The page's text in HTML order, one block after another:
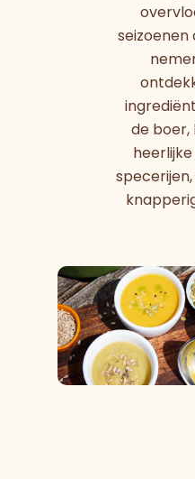
seizoenen
de